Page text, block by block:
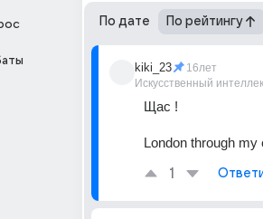
По дате По рейтингу
kiki_23
Искусственный
16лет
Щас !
London through my
1